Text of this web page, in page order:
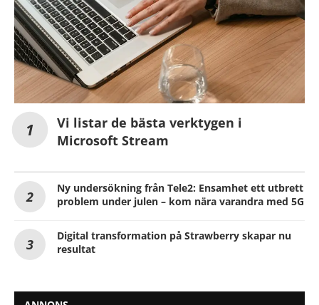
Vi listar de bästa verktygen i
Microsoft Stream
Ny undersökning från Tele2: Ensamhet ett utbrett
problem under julen – kom nära varandra med 5G
Digital transformation på Strawberry skapar nu
resultat